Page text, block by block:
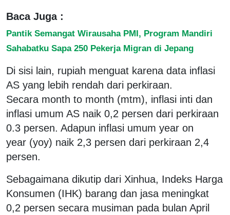
Baca Juga :
Pantik Semangat Wirausaha PMI, Program Mandiri
Sahabatku Sapa 250 Pekerja Migran di Jepang
Di sisi lain, rupiah menguat karena data inflasi
AS yang lebih rendah dari perkiraan.
Secara month to month (mtm), inflasi inti dan
inflasi umum AS naik 0,2 persen dari perkiraan
0.3 persen. Adapun inflasi umum year on
year (yoy) naik 2,3 persen dari perkiraan 2,4
persen.
Sebagaimana dikutip dari Xinhua, Indeks Harga
Konsumen (IHK) barang dan jasa meningkat
0,2 persen secara musiman pada bulan April